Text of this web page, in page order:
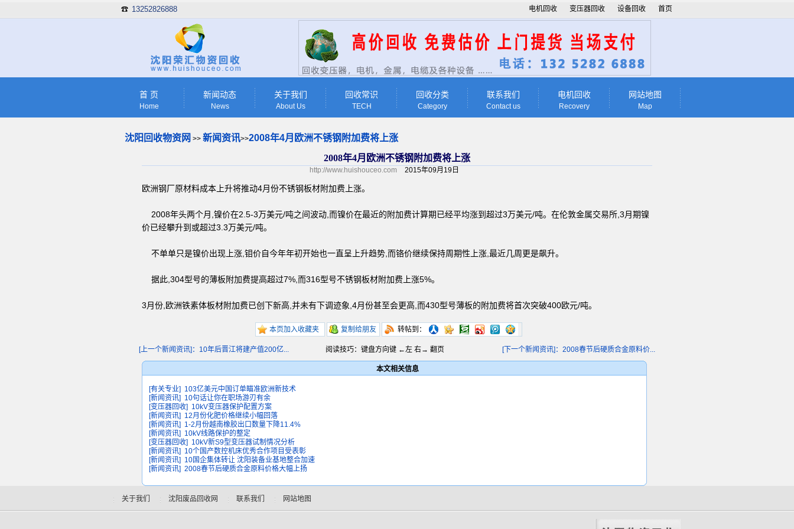
☎ 13252826888 首页
设备回收
变压器回收
电机回收
首 页
Home
新闻动态
News
关于我们
About Us
回收常识
TECH
回收分类
Category
联系我们
Contact us
电机回收
Recovery
网站地图
Map
沈阳回收物资网 >>新闻资讯>>2008年4月欧洲不锈钢附加费将上涨
2008年4月欧洲不锈钢附加费将上涨
http://www.huishouceo.com 2015年09月19日
欧洲钢厂原材料成本上升将推动4月份不锈钢板材附加费上涨。
2008年头两个月,镍价在2.5-3万美元/吨之间波动,而镍价在最近的附加费计算期已经平均涨到超过3万美元/吨。在伦敦金属交易所,3月期镍
价已经攀升到或超过3.3万美元/吨。
不单单只是镍价出现上涨,钼价自今年年初开始也一直呈上升趋势,而铬价继续保持周期性上涨,最近几周更是飙升。
据此,304型号的薄板附加费提高超过7%,而316型号不锈钢板材附加费上涨5%。
3月份,欧洲铁素体板材附加费已创下新高,并未有下调迹象,4月份甚至会更高,而430型号薄板的附加费将首次突破400欧元/吨。
本页加入收藏夹 复制给朋友 转帖到：
[上一个新闻资讯]：10年后晋江将建产值200亿... 阅读技巧：键盘方向键 ←左 右→ 翻页 [下一个新闻资讯]：2008春节后硬质合金原料价...
本文相关信息
[有关专业] 103亿美元中国订单瞄准欧洲新技术
[新闻资讯] 10句话让你在职场游刃有余
[变压器回收] 10kV变压器保护配置方案
[新闻资讯] 12月份化肥价格继续小幅回落
[新闻资讯] 1-2月份越南橡胶出口数量下降11.4%
[新闻资讯] 10kV线路保护的整定
[变压器回收] 10kV新S9型变压器试制情况分析
[新闻资讯] 10个国产数控机床优秀合作项目受表彰
[新闻资讯] 10国企集体转让 沈阳装备业基地整合加速
[新闻资讯] 2008春节后硬质合金原料价格大幅上扬
关于我们 沈阳废品回收网 联系我们 网站地图